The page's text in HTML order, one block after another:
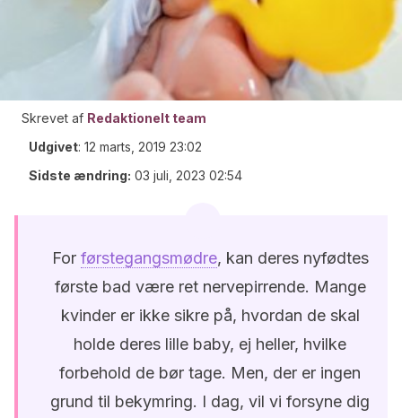
Skrevet af Redaktionelt team
Udgivet: 12 marts, 2019 23:02
Sidste ændring: 03 juli, 2023 02:54
For førstegangsmødre, kan deres nyfødtes
første bad være ret nervepirrende. Mange
kvinder er ikke sikre på, hvordan de skal
holde deres lille baby, ej heller, hvilke
forbehold de bør tage. Men, der er ingen
grund til bekymring. I dag, vil vi forsyne dig